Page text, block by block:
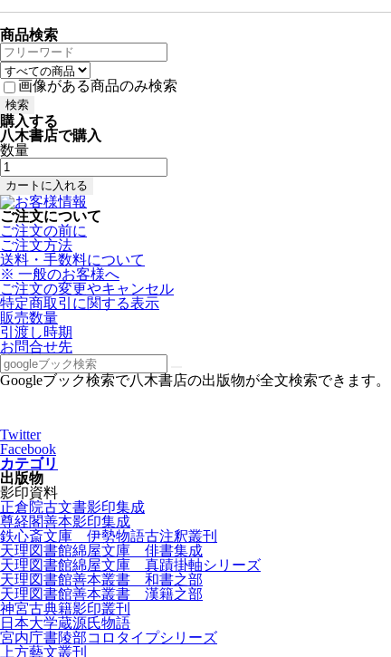
商品検索
画像がある商品のみ検索
購入する
八木書店で購入
数量
ご注文について
ご注文の前に
ご注文方法
送料・手数料について
※ 一般のお客様へ
ご注文の変更やキャンセル
特定商取引に関する表示
販売数量
引渡し時期
お問合せ先
Googleブック検索で八木書店の出版物が全文検索できます。
Twitter
Facebook
カテゴリ
出版物
影印資料
正倉院古文書影印集成
尊経閣善本影印集成
鉄心斎文庫 伊勢物語古注釈叢刊
天理図書館綿屋文庫 俳書集成
天理図書館綿屋文庫 真蹟掛軸シリーズ
天理図書館善本叢書 和書之部
天理図書館善本叢書 漢籍之部
神宮古典籍影印叢刊
日本大学蔵源氏物語
宮内庁書陵部コロタイプシリーズ
上方藝文叢刊